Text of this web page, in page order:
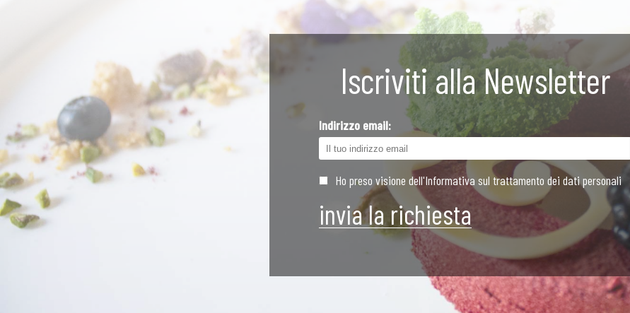
Iscriviti alla Newsletter
Indirizzo email:
Ho preso visione dell'Informativa sul trattamento dei dati personali